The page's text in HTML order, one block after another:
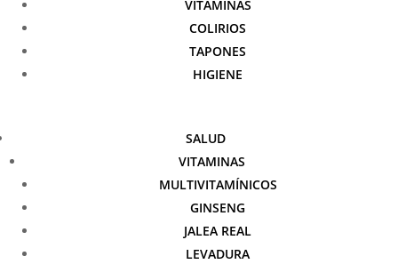
VITAMINAS
COLIRIOS
TAPONES
HIGIENE
SALUD
VITAMINAS
MULTIVITAMÍNICOS
GINSENG
JALEA REAL
LEVADURA